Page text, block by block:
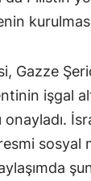
Gazze
işgal
sosyal